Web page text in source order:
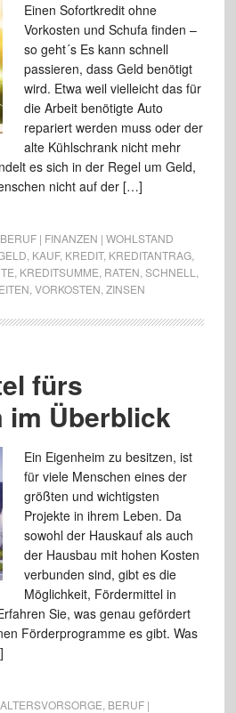
Einen Sofortkredit ohne
Vorkosten und Schufa finden –
so geht´s Es kann schnell
passieren, dass Geld benötigt
wird. Etwa weil vielleicht das für
die Arbeit benötigte Auto
repariert werden muss oder der
alte Kühlschrank nicht mehr
es sich in der Regel um Geld,
nicht auf der […]
BERUF | FINANZEN | WOHLSTAND
KAUF, KREDIT, KREDITANTRAG,
KREDITSUMME RATEN SCHNELL
VORKOSTEN ZINSEN
fürs
im Überblick
Ein Eigenheim zu besitzen, ist
für viele Menschen eines der
größten und wichtigsten
Projekte in ihrem Leben. Da
sowohl der Hauskauf als auch
der Hausbau mit hohen Kosten
verbunden sind, gibt es die
Möglichkeit, Fördermittel in
Sie, was genau gefördert
Förderprogramme es gibt. Was
ALTERSVORSORGE BERUF |